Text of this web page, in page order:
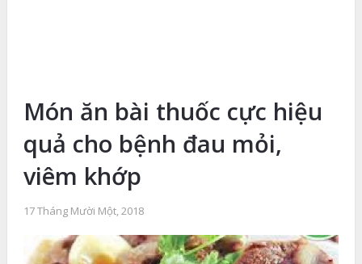
Món ăn bài thuốc cực hiệu
quả cho bệnh đau mỏi,
viêm khớp
17 Tháng Mười Một, 2018